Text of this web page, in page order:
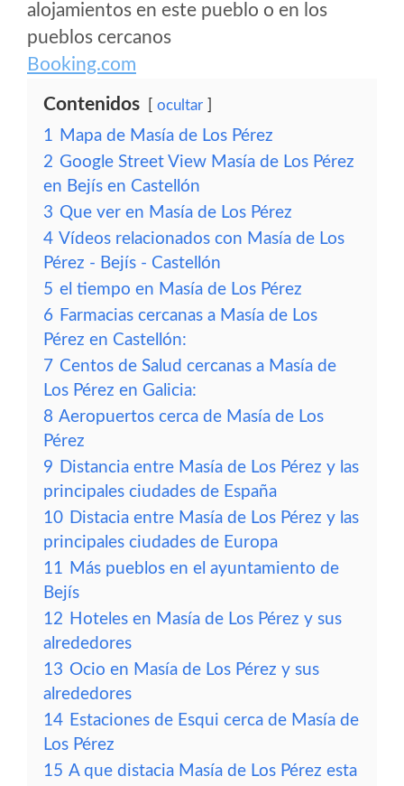
alojamientos en este pueblo o en los
pueblos cercanos
Booking.com
Contenidos ocultar
1 Mapa de Masía de Los Pérez
2 Google Street View Masía de Los Pérez
en Bejís en Castellón
3 Que ver en Masía de Los Pérez
4 Vídeos relacionados con Masía de Los
Pérez - Bejís - Castellón
5 el tiempo en Masía de Los Pérez
6 Farmacias cercanas a Masía de Los
Pérez en Castellón:
7 Centos de Salud cercanas a Masía de
Los Pérez en Galicia:
8 Aeropuertos cerca de Masía de Los
Pérez
9 Distancia entre Masía de Los Pérez y las
principales ciudades de España
10 Distacia entre Masía de Los Pérez y las
principales ciudades de Europa
11 Más pueblos en el ayuntamiento de
Bejís
12 Hoteles en Masía de Los Pérez y sus
alrededores
13 Ocio en Masía de Los Pérez y sus
alrededores
14 Estaciones de Esqui cerca de Masía de
Los Pérez
15 A que distacia Masía de Los Pérez esta